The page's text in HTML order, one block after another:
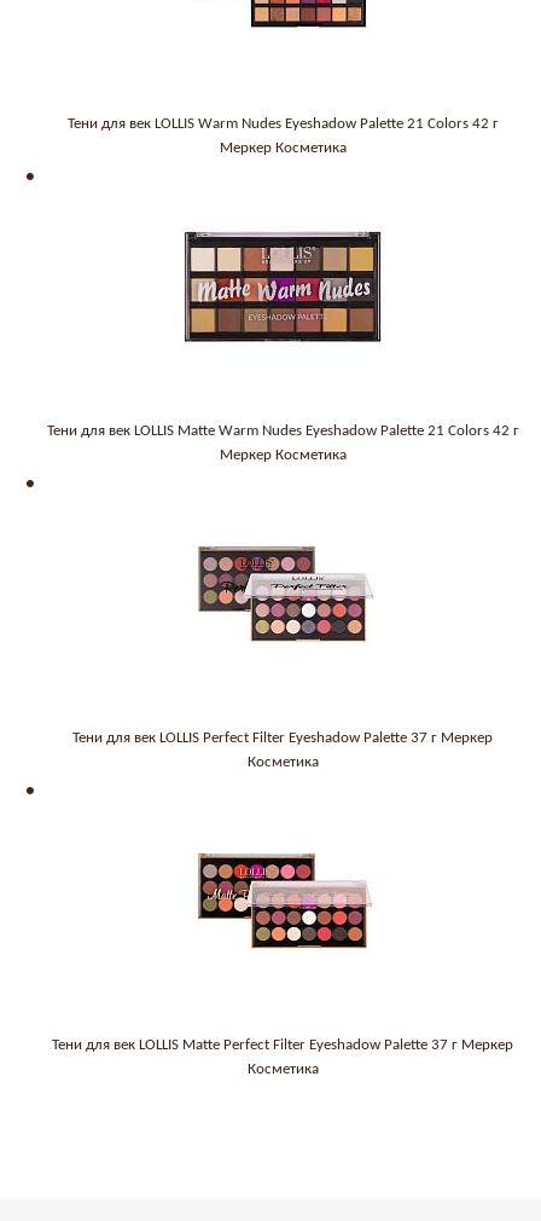
Тени для век LOLLIS Warm Nudes Eyeshadow Palette 21 Colors 42 г
Меркер Косметика
Тени для век LOLLIS Matte Warm Nudes Eyeshadow Palette 21 Colors 42 г
Меркер Косметика
Тени для век LOLLIS Perfect Filter Eyeshadow Palette 37 г Меркер
Косметика
Тени для век LOLLIS Matte Perfect Filter Eyeshadow Palette 37 г Меркер
Косметика